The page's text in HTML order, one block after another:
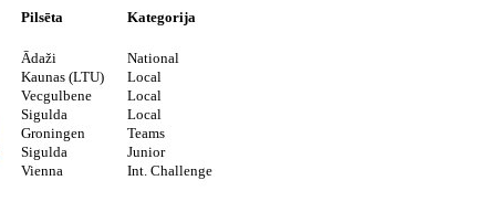
Pilsēta Kategorija
Ādaži
National
Kaunas (LTU)
Local
Vecgulbene
Local
Sigulda
Local
Groningen
Teams
Sigulda
Junior
Vienna Int. Challenge